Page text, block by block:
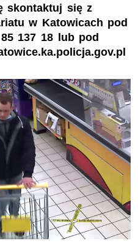
skontaktuj się z
w Katowicach pod
137 18 lub pod